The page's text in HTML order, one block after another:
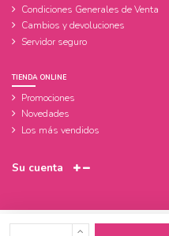
Condiciones Generales de Venta
Cambios y devoluciones
Servidor seguro
TIENDA ONLINE
Promociones
Novedades
Los más vendidos
Su cuenta